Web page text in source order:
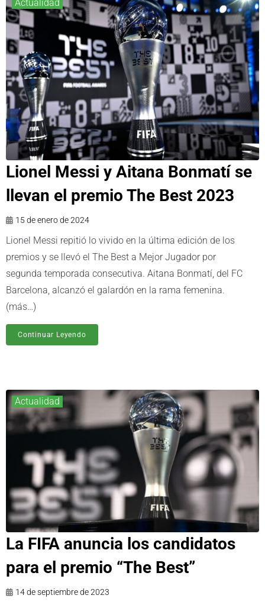
Actualidad
Lionel Messi y Aitana Bonmatí se
llevan el premio The Best 2023
15 de enero de 2024
Lionel Messi repitió lo vivido en la última edición de los
premios y se llevó el The Best a Mejor Jugador por
segunda temporada consecutiva. Aitana Bonmatí, del FC
Barcelona, alcanzó el galardón en la rama femenina.
(más…)
Continuar Leyendo
Actualidad
La FIFA anuncia los candidatos
para el premio “The Best”
14 de septiembre de 2023